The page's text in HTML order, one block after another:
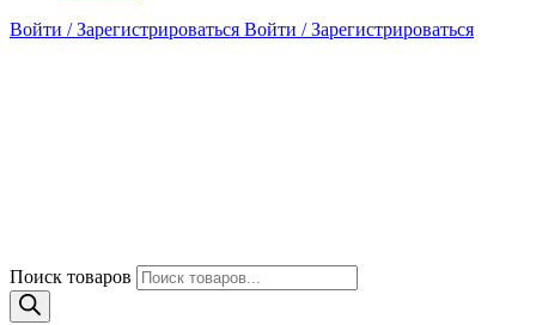
Войти / Зарегистрироваться Войти / Зарегистрироваться
Поиск товаров